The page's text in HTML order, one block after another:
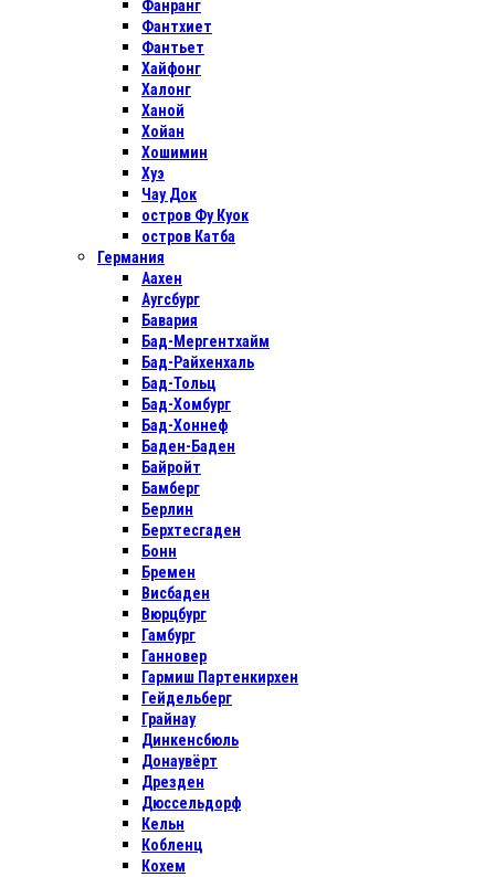
Фанранг
Фантхиет
Фантьет
Хайфонг
Халонг
Ханой
Хойан
Хошимин
Хуэ
Чау Док
остров Фу Куок
остров Катба
Германия
Аахен
Аугсбург
Бавария
Бад-Мергентхайм
Бад-Райхенхаль
Бад-Тольц
Бад-Хомбург
Бад-Хоннеф
Баден-Баден
Байройт
Бамберг
Берлин
Берхтесгаден
Бонн
Бремен
Висбаден
Вюрцбург
Гамбург
Ганновер
Гармиш Партенкирхен
Гейдельберг
Грайнау
Динкенсбюль
Донаувёрт
Дрезден
Дюссельдорф
Кельн
Кобленц
Кохем